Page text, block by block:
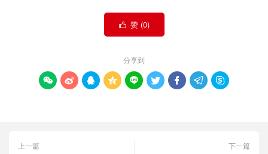
 赞 (0)
分享到
        
上一篇
下一篇